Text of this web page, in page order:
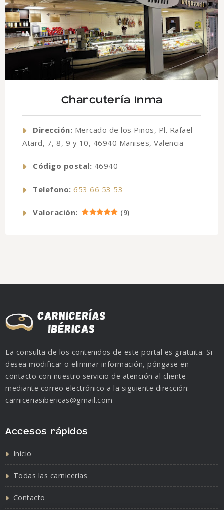
Charcutería Inma
Dirección: Mercado de los Pinos, Pl. Rafael
Atard, 7, 8, 9 y 10, 46940 Manises, Valencia
Código postal: 46940
Telefono: 653 66 53 53
Valoración: (9)
La consulta de los contenidos de este portal es gratuita. Si
desea modificar o eliminar información, póngase en
contacto con nuestro servicio de atención al cliente
mediante correo electrónico a la siguiente dirección:
carniceriasibericas@gmail.com
Accesos rápidos
Inicio
Todas las carnicerías
Contacto